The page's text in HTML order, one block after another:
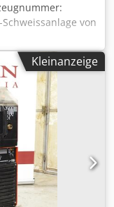
von
Funktion geprüft!
bei
420A
MLS 4
Brenner 4meter
Abmessungen in
Kleinanzeige